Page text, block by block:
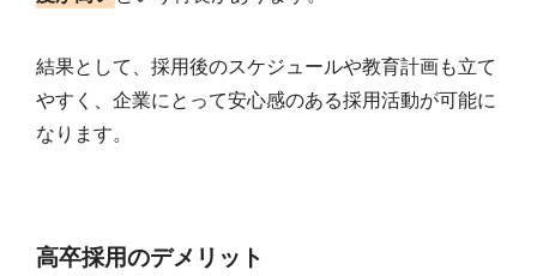
結果として、採用後のスケジュールや教育計画も立て
やすく、企業にとって安心感のある採用活動が可能に
なります。
高卒採用のデメリット